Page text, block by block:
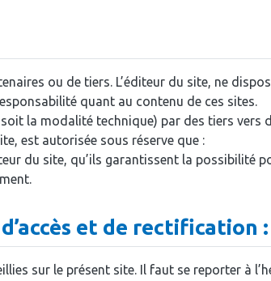
ou de tiers. L’éditeur du site, ne
quant au contenu de ces sites.
soit la modalité technique) par des tiers vers
est autorisée sous réserve que :
du site, qu’ils garantissent la possibilité
et de rectification :
sur le présent site. Il faut se reporter à